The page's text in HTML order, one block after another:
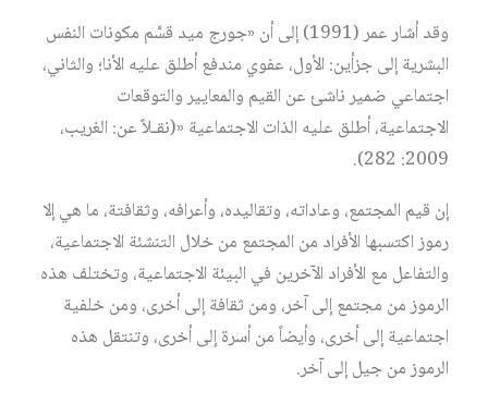
وقد أشار عمر (1991) إلى أن «جورج ميد قسَّم مكونات النفس
البشرية إلى جزأين: الأول، عفوي مندفع أطلق عليه الأنا؛ والثاني،
اجتماعي ضمير ناشئ عن القيم والمعايير والتوقعات
الاجتماعية، أطلق عليه الذات الاجتماعية «(نقـلاً عن: الغريب،
2009: 282).
إن قيم المجتمع، وعاداته، وتقاليده، وأعرافه، وثقافتة، ما هي إلا
رموز اكتسبها الأفراد من المجتمع من خلال التنشئة الاجتماعية،
والتفاعل مع الأفراد الآخرين في البيئة الاجتماعية، وتختلف هذه
الرموز من مجتمع إلى آخر، ومن ثقافة إلى أخرى، ومن خلفية
اجتماعية إلى أخرى، وأيضاً من أسرة إلى أخرى، وتنتقل هذه
الرموز من جيل إلى آخر.